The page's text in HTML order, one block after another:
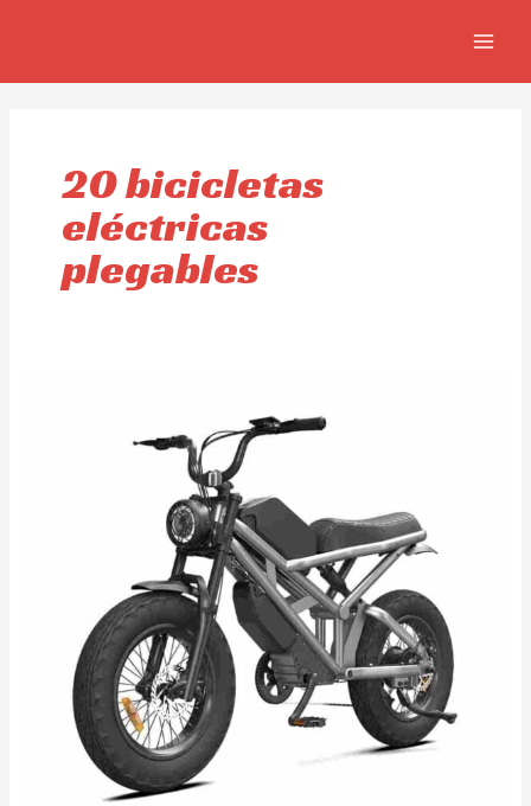
20 bicicletas
eléctricas
plegables